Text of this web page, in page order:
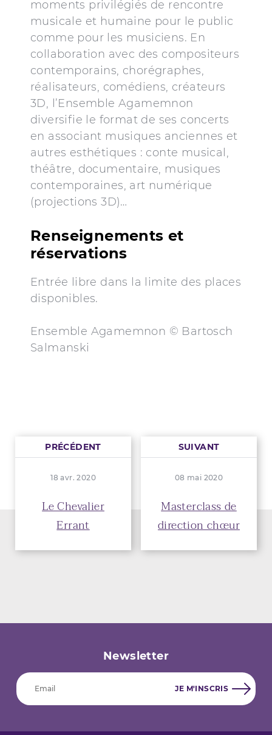
moments privilégiés de rencontre
musicale et humaine pour le public
comme pour les musiciens. En
collaboration avec des compositeurs
contemporains, chorégraphes,
réalisateurs, comédiens, créateurs
3D, l’Ensemble Agamemnon
diversifie le format de ses concerts
en associant musiques anciennes et
autres esthétiques : conte musical,
théâtre, documentaire, musiques
contemporaines, art numérique
(projections 3D)…
Renseignements et
réservations
Entrée libre dans la limite des places
disponibles.
Ensemble Agamemnon © Bartosch
Salmanski
PRÉCÉDENT
18 avr. 2020
Le Chevalier
Errant
SUIVANT
08 mai 2020
Masterclass de
direction chœur
Newsletter